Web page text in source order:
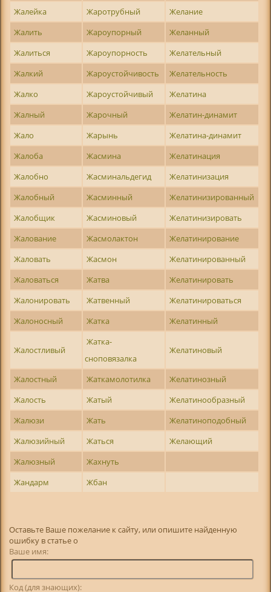
Жалейка
Жаротрубный
Желание
Жалить
Жароупорный
Желанный
Жалиться
Жароупорность
Желательный
Жалкий
Жароустойчивость
Желательность
Жалко
Жароустойчивый
Желатина
Жалный
Жарочный
Желатин-динамит
Жало
Жарынь
Желатина-динамит
Жалоба
Жасмина
Желатинация
Жалобно
Жасминальдегид
Желатинизация
Жалобный
Жасминный
Желатинизированный
Жалобщик
Жасминовый
Желатинизировать
Жалование
Жасмолактон
Желатинирование
Жаловать
Жасмон
Желатинированный
Жаловаться
Жатва
Желатинировать
Жалонировать
Жатвенный
Желатинироваться
Жалоносный
Жатка Желатинный
Жалостливый
Жатка-
сноповязалка
Желатиновый
Жалостный Жаткамолотилка
Желатинозный
Жалость
Жатый
Желатинообразный
Жалюзи
Жать
Желатиноподобный
Жалюзийный
Жаться
Желающий
Жалюзный
Жахнуть
Жандарм
Жбан
Оставьте Ваше пожелание к сайту, или опишите найденную
ошибку в статье о
Ваше имя:
Код (для знающих):